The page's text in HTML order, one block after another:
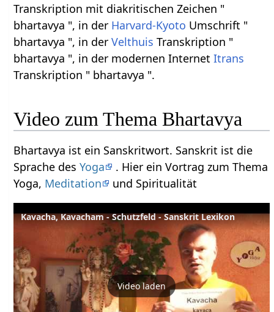
Transkription mit diakritischen Zeichen "
bhartavya ", in der Harvard-Kyoto Umschrift "
bhartavya ", in derVelthuis Transkription "
bhartavya ", in der modernen InternetItrans
Transkription " bhartavya ".
Video zum Thema Bhartavya
Bhartavya ist ein Sanskritwort. Sanskrit ist die
Sprache desYoga
. Hier ein Vortrag zum Thema
Yoga, Meditation und Spiritualität
Kavacha, Kavacham - Schutzfeld - Sanskrit Lexikon
Video laden